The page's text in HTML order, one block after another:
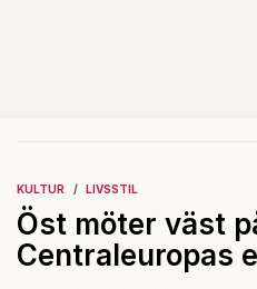
KULTUR LIVSSTIL
Öst möter väst
Centraleuropas